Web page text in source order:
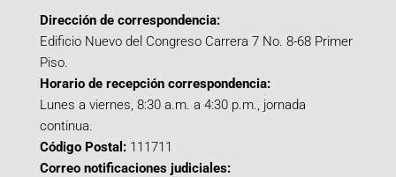
Dirección de correspondencia:
Edificio Nuevo del Congreso Carrera 7 No. 8-68 Primer
Piso.
Horario de recepción correspondencia:
Lunes a viernes, 8:30 a.m. a 4:30 p.m., jornada
continua.
Código Postal: 111711
Correo notificaciones judiciales: